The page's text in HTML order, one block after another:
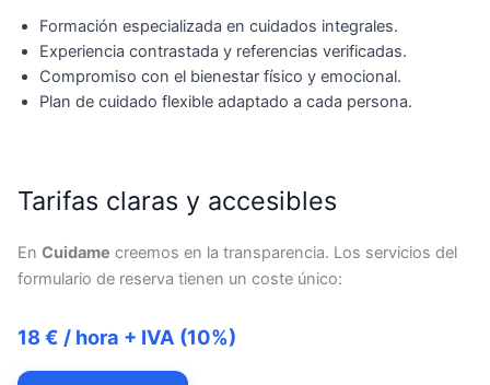
Formación especializada en cuidados integrales.
Experiencia contrastada y referencias verificadas.
Compromiso con el bienestar físico y emocional.
Plan de cuidado flexible adaptado a cada persona.
Tarifas claras y accesibles
En Cuidame creemos en la transparencia. Los servicios del
formulario de reserva tienen un coste único:
18 € / hora + IVA (10%)